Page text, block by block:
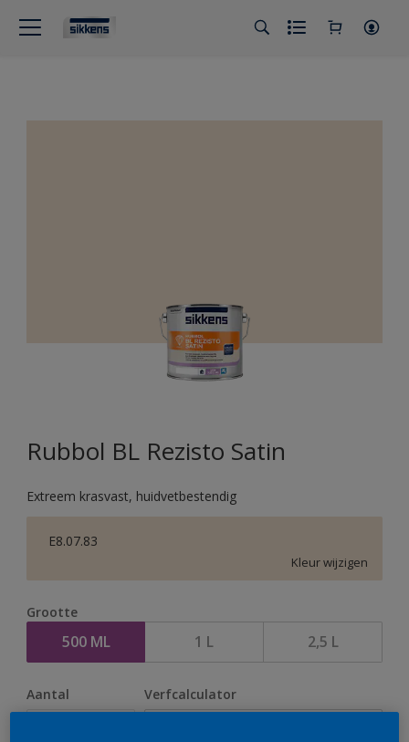
Rubbol BL Rezisto Satin
Extreem krasvast, huidvetbestendig
E8.07.83
Kleur wijzigen
Grootte
500 ML 1 L 2,5 L
Aantal Verfcalculator